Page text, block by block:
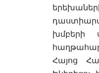
խմբերի
Հայոց